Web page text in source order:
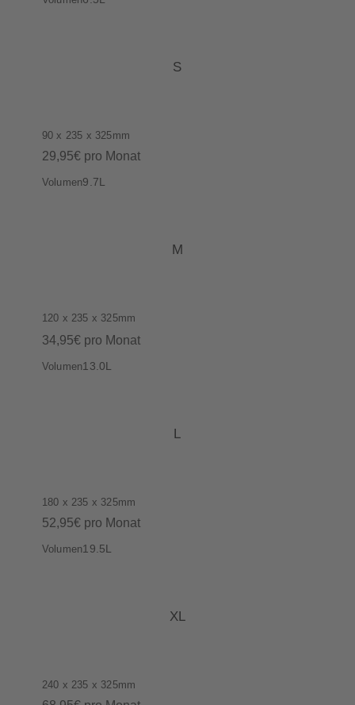
S
90 x 235 x 325mm
29,95€ pro Monat
Volumen9.7L
M
120 x 235 x 325mm
34,95€ pro Monat
Volumen13.0L
L
180 x 235 x 325mm
52,95€ pro Monat
Volumen19.5L
XL
240 x 235 x 325mm